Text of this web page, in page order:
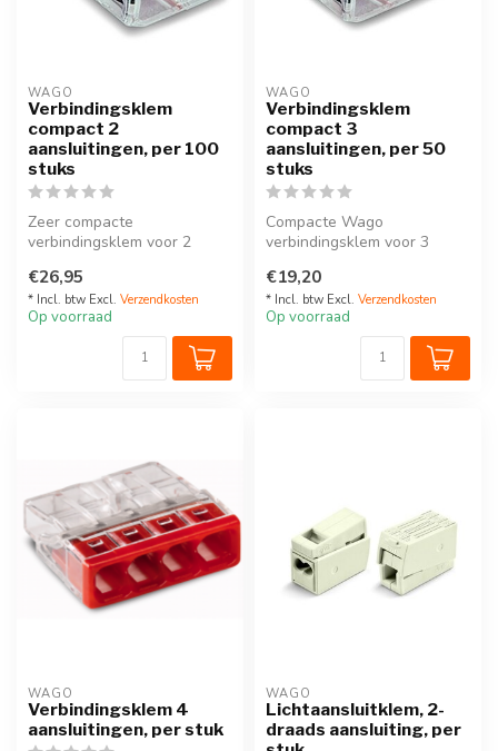
WAGO
Verbindingsklem
compact 2
aansluitingen, per 100
stuks
Zeer compacte
verbindingsklem voor 2
draad met soepe...
€26,95
* Incl. btw Excl. Verzendkosten
Op voorraad
WAGO
Verbindingsklem
compact 3
aansluitingen, per 50
stuks
Compacte Wago
verbindingsklem voor 3
draad met soepe...
€19,20
* Incl. btw Excl. Verzendkosten
Op voorraad
WAGO
Verbindingsklem 4
aansluitingen, per stuk
WAGO
Lichtaansluitklem, 2-
draads aansluiting, per